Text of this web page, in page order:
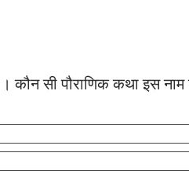
सी पौराणिक कथा इस नाम